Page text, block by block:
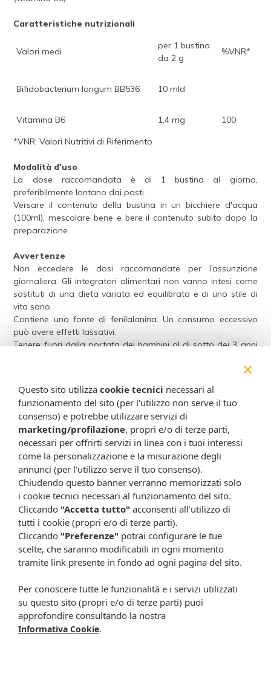
Caratteristiche nutrizionali
Valori medi
per 1 bustina
da 2 g
%VNR*
Bifidobacterium longum BB536 10 mld
Vitamina B6 1,4 mg
100
*VNR: Valori Nutritivi di Riferimento
Modalità d'uso
La dose raccomandata è di 1 bustina al giorno,
preferibilmente lontano dai pasti.
Versare il contenuto della bustina in un bicchiere d'acqua
(100ml), mescolare bene e bere il contenuto subito dopo la
preparazione.
Avvertenze
Non eccedere le dosi raccomandate per l’assunzione
giornaliera. Gli integratori alimentari non vanno intesi come
sostituti di una dieta variata ed equilibrata e di uno stile di
vita sano.
Contiene una fonte di fenilalanina. Un consumo eccessivo
può avere effetti lassativi.
Tenere fuori dalla portata dei bambini al di sotto dei 3 anni
Conservare il prodotto in luogo fresco ed asciutto ed al
riparo dalla luce.
Validità a confezionamento integro: 24 mesi.
Formato
Confezione da 12 bustine.
Cod.01620922
Attenzione:
Ogni scheda che troverai sul nostro sito è da considerarsi a scopo
informativo, utile alla guida dell’acquisto del prodotto. Non
sostituisce né il foglietto illustrativo (o la descrizione riportata sulla
confezione stessa), né il consiglio del medico, specialmente in caso
continue modifiche effettuate dalle varie aziende produttrici come
cambio del packaging (colori, dimensioni, contenuto, informazioni) e
i possibili cambiamenti come cambio degli ingredienti e valori
percentuali, Farmacia Cavalieri Shop dichiara di non assumere
×
Questo sito utilizza cookie tecnici necessari al
funzionamento del sito (per l'utilizzo non serve il tuo
consenso) e potrebbe utilizzare servizi di
marketing/profilazione, propri e/o di terze parti,
necessari per offrirti servizi in linea con i tuoi interessi
come la personalizzazione e la misurazione degli
annunci (per l'utilizzo serve il tuo consenso).
Chiudendo questo banner verranno memorizzati solo
i cookie tecnici necessari al funzionamento del sito.
Cliccando "Accetta tutto" acconsenti all'utilizzo di
tutti i cookie (propri e/o di terze parti).
Cliccando "Preferenze" potrai configurare le tue
scelte, che saranno modificabili in ogni momento
tramite link presente in fondo ad ogni pagina del sito.
Per conoscere tutte le funzionalità e i servizi utilizzati
su questo sito (propri e/o di terze parti) puoi
approfondire consultando la nostra
Informativa Cookie.